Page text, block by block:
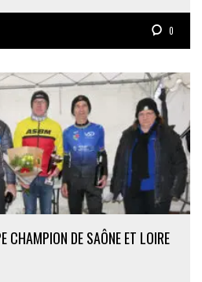
0
CHAMPION DE SAÔNE ET LOIRE